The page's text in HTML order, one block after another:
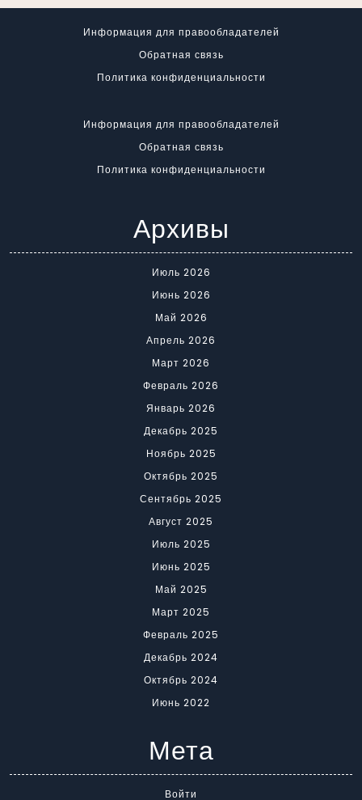
Информация для правообладателей
Обратная связь
Политика конфиденциальности
Информация для правообладателей
Обратная связь
Политика конфиденциальности
Архивы
Июль 2026
Июнь 2026
Май 2026
Апрель 2026
Март 2026
Февраль 2026
Январь 2026
Декабрь 2025
Ноябрь 2025
Октябрь 2025
Сентябрь 2025
Август 2025
Июль 2025
Июнь 2025
Май 2025
Март 2025
Февраль 2025
Декабрь 2024
Октябрь 2024
Июнь 2022
Мета
Войти